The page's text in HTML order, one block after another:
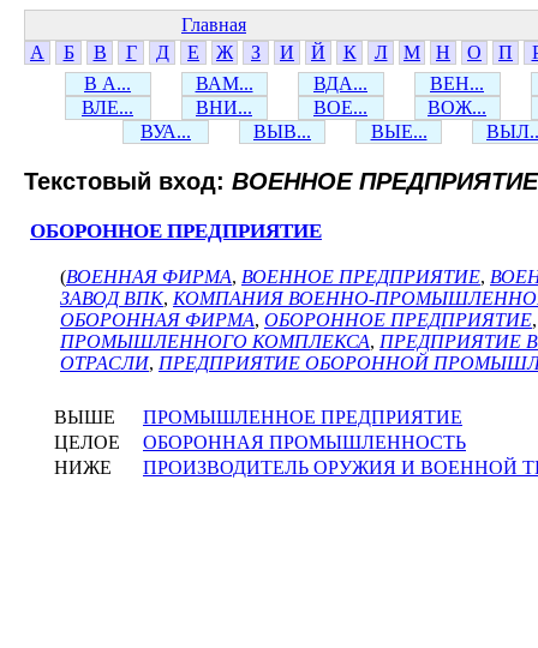
Главная
А
Б В Г Д Е Ж З И Й К Л М Н О П
В А...
ВАМ... ВДА...
ВЕН...
ВЛЕ...
ВНИ... ВОЕ...
ВОЖ...
ВУА...
ВЫВ... ВЫЕ...
Текстовый вход: ВОЕННОЕ ПРЕДПРИЯТИЕ
ОБОРОННОЕ ПРЕДПРИЯТИЕ
(ВОЕННАЯ ФИРМА, ВОЕННОЕ ПРЕДПРИЯТИЕ,
ЗАВОД ВПК, КОМПАНИЯ ВОЕННО-
ОБОРОННАЯ ФИРМА, ОБОРОННОЕ ПРЕДПРИЯТИЕ
ПРОМЫШЛЕННОГО КОМПЛЕКСА, ПРЕДПРИЯТИЕ
ОТРАСЛИ, ПРЕДПРИЯТИЕ ОБОРОННОЙ
ВЫШЕ
ПРОМЫШЛЕННОЕ ПРЕДПРИЯТИЕ
ЦЕЛОЕ
ОБОРОННАЯ ПРОМЫШЛЕННОСТЬ
НИЖЕ
ПРОИЗВОДИТЕЛЬ ОРУЖИЯ И ВОЕННОЙ